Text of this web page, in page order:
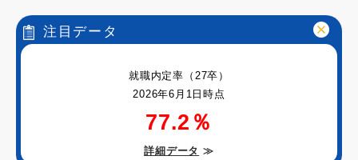
注目データ
就職内定率（27卒）
2026年6月1日時点
77.2％
詳細データ ≫